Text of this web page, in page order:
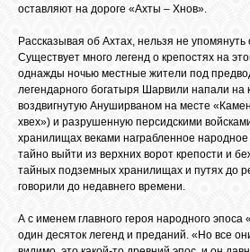
оставляют на дороге «Ахты – Хнов».
Рассказывая об Ахтах, нельзя не упомянуть
Существует много легенд о крепостях на
однажды ночью местные жители под
легендарного богатыря Шарвили напали на
воздвигнутую Ануширваном на месте
хвех») и разрушенную персидскими
хранилищах веками награбленное
тайно выйти из верхних ворот крепости и
тайных подземных хранилищах и путях до
говорили до недавнего времени.
А с именем главного героя народного
один десяток легенд и преданий. «Но все